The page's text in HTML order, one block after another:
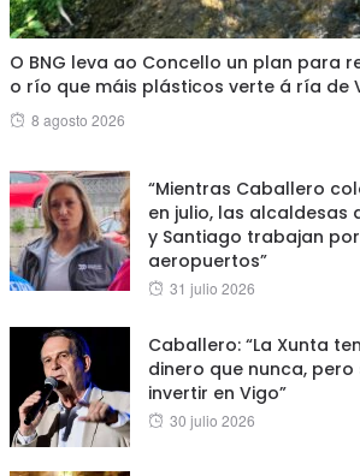
O BNG leva ao Concello un plan para
o río que máis plásticos verte á ría de
Posted
8 agosto 2026
“Mientras Caballero
en julio, las alcaldesas
y Santiago trabajan
aeropuertos”
Posted
31 julio 2026
Caballero: “La Xunta
dinero que nunca, pero
invertir en Vigo”
Posted
30 julio 2026